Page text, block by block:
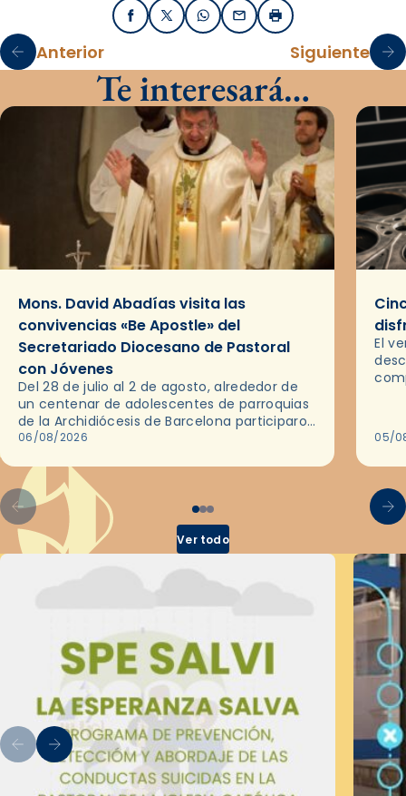
FacebookX / TwitterWhatsApp
EmailImprimir
Anterior Siguiente
Te interesará…
Mons. David Abadías visita las
convivencias «Be Apostle» del
Secretariado Diocesano de Pastoral
con Jóvenes
Del 28 de julio al 2 de agosto, alrededor de
un centenar de adolescentes de parroquias
de la Archidiócesis de Barcelona participaron
en las convivencias Be Apostle, organizadas
06/08/2026
El
05/
Ver todo